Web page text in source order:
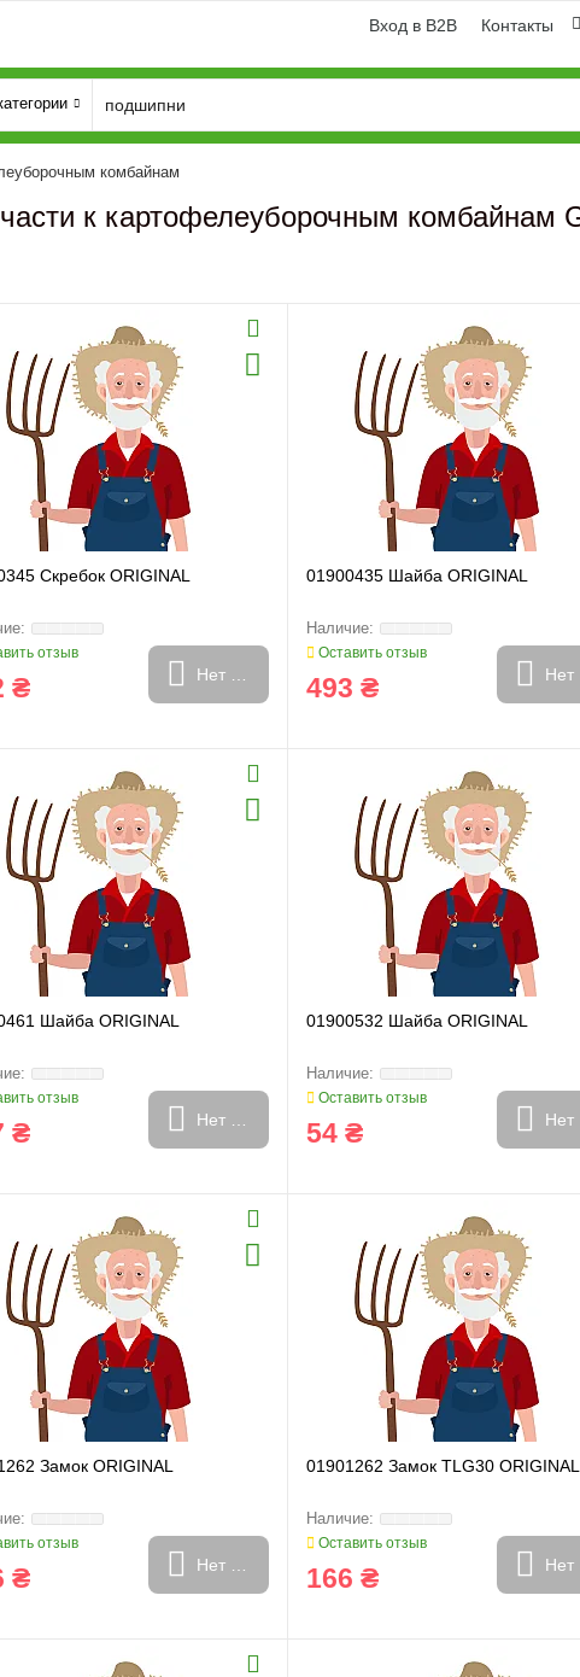
Вход в B2B Контакты
комбайнам
к картофелеуборочным комбайнам
Скребок ORIGINAL
отзыв
₴ Нет в наличии
01900435 Шайба ORIGINAL
Оставить отзыв
493 ₴ Нет
Шайба ORIGINAL
отзыв
₴ Нет в наличии
01900532 Шайба ORIGINAL
Оставить отзыв
54 ₴ Нет
Замок ORIGINAL
отзыв
₴ Нет в наличии
01901262 Замок TLG30 ORIGINAL
Оставить отзыв
166 ₴ Нет